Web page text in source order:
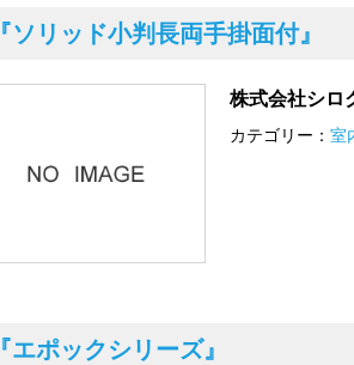
『ソリッド小判長両手掛面付』
株式会社シロ
カテゴリー： 室
『エポックシリーズ』